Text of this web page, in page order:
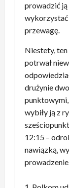
prowadzić
wykorzystać
przewagę.
Niestety,
potrwał
drużynie
wybiły ją z
12:15 –
nawiązką,